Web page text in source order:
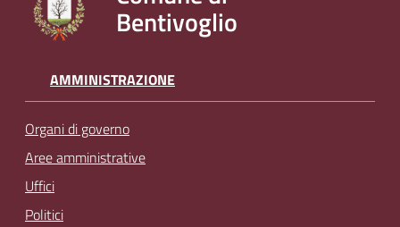
Tutti
gli
Bentivoglio
AMMINISTRAZIONE
Organi di governo
Aree amministrative
Uffici
Politici